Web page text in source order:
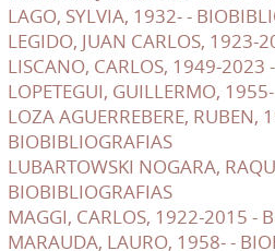
LAGO, SYLVIA, 1932- -
LEGIDO, JUAN CARLOS, 1923-
LISCANO, CARLOS, 1949-2023
LOPETEGUI, GUILLERMO,
LOZA AGUERREBERE, RUBEN,
BIOBIBLIOGRAFIAS
LUBARTOWSKI NOGARA,
BIOBIBLIOGRAFIAS
MAGGI, CARLOS, 1922-2015 -
MARAUDA, LAURO, 1958- -